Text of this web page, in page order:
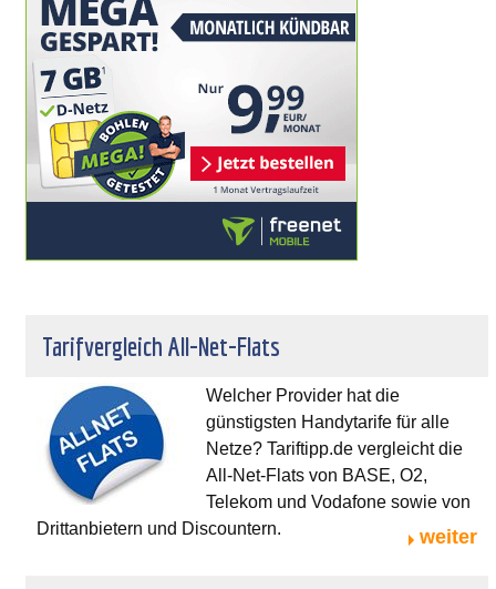
Tarifvergleich All-Net-Flats
Welcher Provider hat die
günstigsten Handytarife für alle
Netze? Tariftipp.de vergleicht die
All-Net-Flats von BASE, O2,
Telekom und Vodafone sowie von
Drittanbietern und Discountern.
weiter